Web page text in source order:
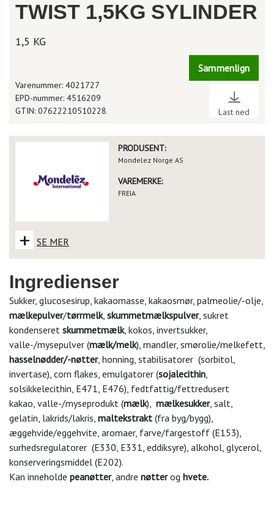
TWIST 1,5KG SYLINDER
1,5 KG
Sammenlign
Last ned
Varenummer: 4021727
EPD-nummer: 4516209
GTIN: 07622210510228
PRODUSENT:
Mondelez Norge AS
VAREMERKE:
FREIA
+ SE MER
Ingredienser
Sukker, glucosesirup, kakaomasse, kakaosmør, palmeolie/-olje,
mælkepulver/tørrmelk, skummetmælkspulver, sukret
kondenseret skummetmælk, kokos, invertsukker,
valle-/mysepulver (mælk/melk), mandler, smørolie/melkefett,
hasselnødder/-nøtter, honning, stabilisatorer (sorbitol,
invertase), corn flakes, emulgatorer (sojalecithin,
solsikkelecithin, E471, E476), fedtfattig/fettredusert
kakao, valle-/myseprodukt (mælk), mælkesukker, salt,
gelatin, lakrids/lakris, maltekstrakt (fra byg/bygg),
æggehvide/eggehvite, aromaer, farve/fargestoff (E153),
surhedsregulatorer (E330, E331, eddiksyre), alkohol, glycerol,
konserveringsmiddel (E202).
Kan inneholde peanøtter, andre nøtterog hvete.